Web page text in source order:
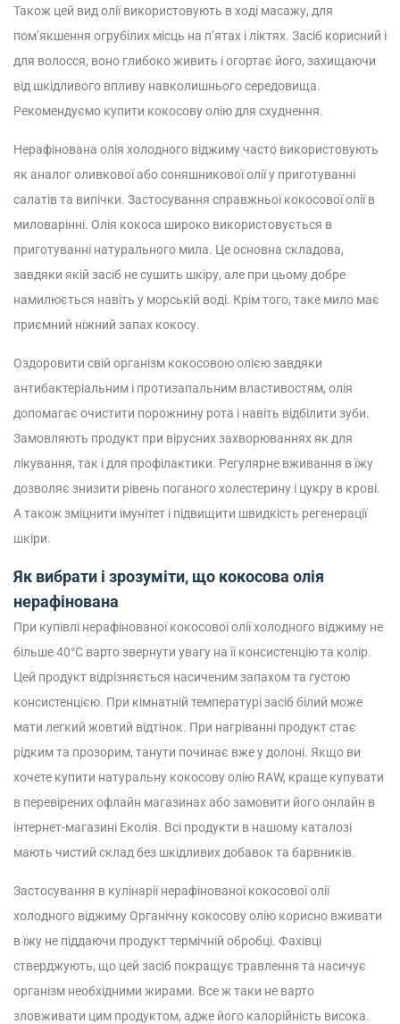
Також цей вид олії використовують в ході масажу, для
пом’якшення огрубілих місць на п’ятах і ліктях. Засіб корисний і
для волосся, воно глибоко живить і огортає його, захищаючи
від шкідливого впливу навколишнього середовища.
Рекомендуємо купити кокосову олію для схуднення.
Нерафінована олія холодного віджиму часто використовують
як аналог оливкової або соняшникової олії у приготуванні
салатів та випічки. Застосування справжньої кокосової олії в
миловарінні. Олія кокоса широко використовується в
приготуванні натурального мила. Це основна складова,
завдяки якій засіб не сушить шкіру, але при цьому добре
намилюється навіть у морській воді. Крім того, таке мило має
приємний ніжний запах кокосу.
Оздоровити свій організм кокосовою олією завдяки
антибактеріальним і протизапальним властивостям, олія
допомагає очистити порожнину рота і навіть відбілити зуби.
Замовляють продукт при вірусних захворюваннях як для
лікування, так і для профілактики. Регулярне вживання в їжу
дозволяє знизити рівень поганого холестерину і цукру в крові.
А також зміцнити імунітет і підвищити швидкість регенерації
шкіри.
Як вибрати і зрозуміти, що кокосова олія
нерафінована
При купівлі нерафінованої кокосової олії холодного віджиму не
більше 40°C варто звернути увагу на її консистенцію та колір.
Цей продукт відрізняється насиченим запахом та густою
консистенцією. При кімнатній температурі засіб білий може
мати легкий жовтий відтінок. При нагріванні продукт стає
рідким та прозорим, танути починає вже у долоні. Якщо ви
хочете купити натуральну кокосову олію RAW, краще купувати
в перевірених офлайн магазинах або замовити його онлайн в
інтернет-магазині Еколія. Всі продукти в нашому каталозі
мають чистий склад без шкідливих добавок та барвників.
Застосування в кулінарії нерафінованої кокосової олії
холодного віджиму Органічну кокосову олію корисно вживати
в їжу не піддаючи продукт термічній обробці. Фахівці
стверджують, що цей засіб покращує травлення та насичує
організм необхідними жирами. Все ж таки не варто
зловживати цим продуктом, адже його калорійність висока.